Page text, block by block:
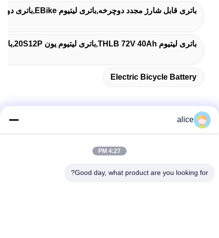
باتری قابل شارژ مجدد دوچرخه,باتری لیتیوم EBike,باتری دوچرخه برقی
باتری لیتیوم THLB 72V 40Ah,باتری لیتیوم یون 20S12P,باتری لیتیوم یون THLB برای دوچرخه
Electric Bicycle Battery
جاده پنجم فویوان، پارک صنعتی باتری لیتیوم، منطقه تکنولوژی بالا،
alice
4:27 PM
Good day, what product are you looking for?